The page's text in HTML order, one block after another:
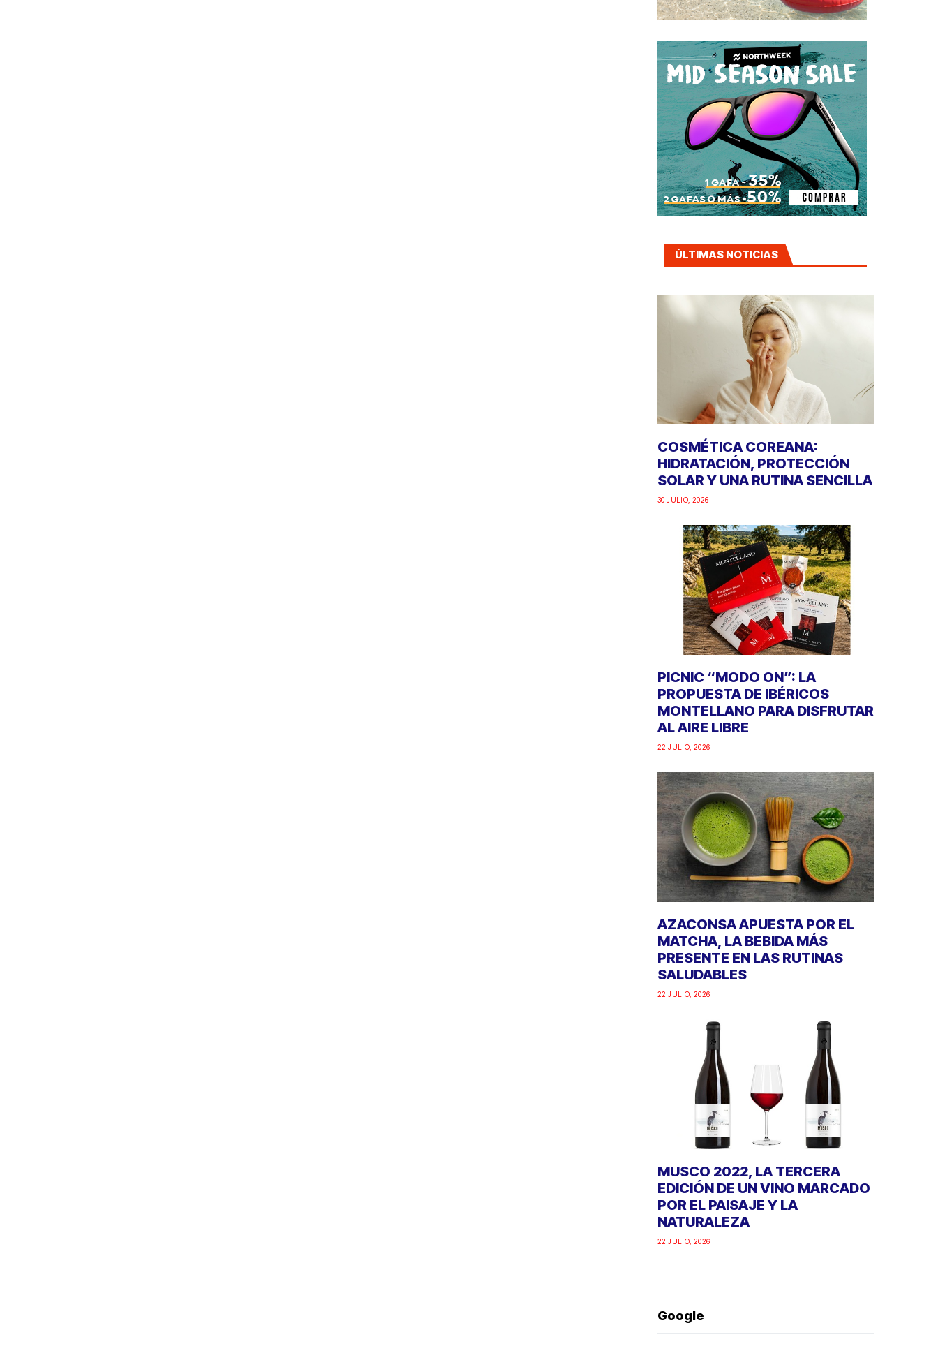
ÚLTIMAS NOTICIAS
COSMÉTICA COREANA:
HIDRATACIÓN, PROTECCIÓN
SOLAR Y UNA RUTINA SENCILLA
30 JULIO, 2026
PICNIC “MODO ON”: LA
PROPUESTA DE IBÉRICOS
MONTELLANO PARA DISFRUTAR
AL AIRE LIBRE
22 JULIO, 2026
AZACONSA APUESTA POR EL
MATCHA, LA BEBIDA MÁS
PRESENTE EN LAS RUTINAS
SALUDABLES
22 JULIO, 2026
MUSCO 2022, LA TERCERA
EDICIÓN DE UN VINO MARCADO
POR EL PAISAJE Y LA
NATURALEZA
22 JULIO, 2026
Google